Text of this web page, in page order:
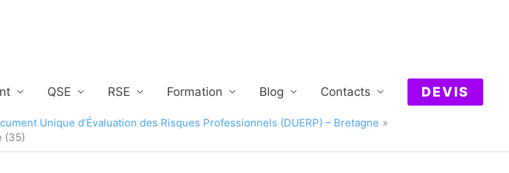
QSE RSE Formation Blog Contacts DEVIS
Unique d’Évaluation des Risques Professionnels (DUERP) – Bretagne
(35)